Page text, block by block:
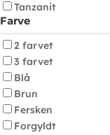
Tanzanit
Farve
2 farvet
3 farvet
Blå
Brun
Fersken
Forgyldt